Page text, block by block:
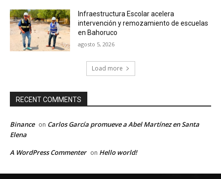
Infraestructura Escolar acelera
intervención y remozamiento de escuelas
en Bahoruco
agosto 5, 2026
Load more
RECENT COMMENTS
Binance on Carlos García promueve a Abel Martínez en Santa
Elena
A WordPress Commenter on Hello world!